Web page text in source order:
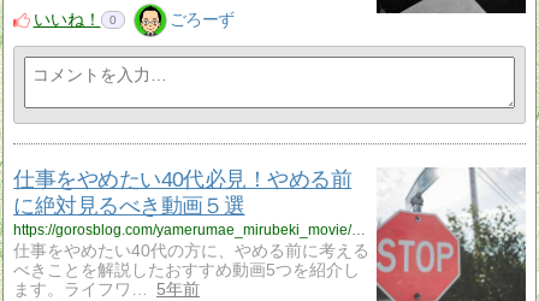
いいね！
0 ごろーず
仕事をやめたい40代必見！やめる前
に絶対見るべき動画５選
https://gorosblog.com/yamerumae_mirubeki_movie/?utm_source=rss&utm_medium=rss&utm_campaign=yamerumae_mirubeki_movie
仕事をやめたい40代の方に、やめる前に考える
べきことを解説したおすすめ動画5つを紹介し
ます。ライフワ…
5年前